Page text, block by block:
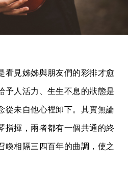
看見姊姊與朋友們的彩排才愈
予人活力、生生不息的狀態是
從未自他心裡卸下。其實無論
指揮，兩者都有一個共通的終
喚相隔三四百年的曲調，使之